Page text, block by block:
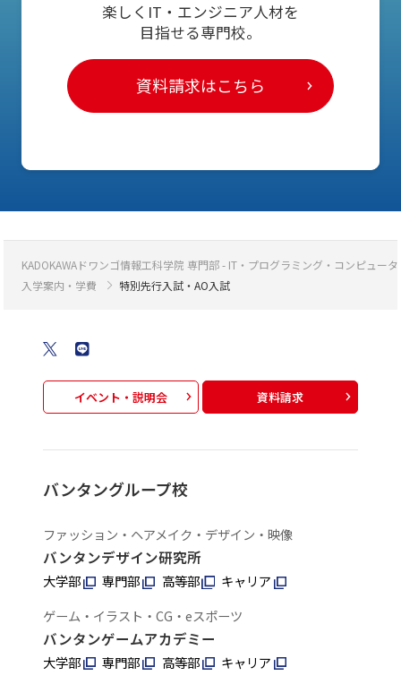
楽しくIT・エンジニア人材を
目指せる専門校。
資料請求はこちら
KADOKAWAドワンゴ情報工科学院 専門部 - IT・プログラミング・コンピュー
入学案内・学費
特別先行入試・AO入試
イベント・説明会 資料請求
バンタングループ校
ファッション・ヘアメイク・デザイン・映像
バンタンデザイン研究所
大学部 専門部 高等部
キャリア
ゲーム・イラスト・CG・eスポーツ
バンタンゲームアカデミー
大学部 専門部 高等部
キャリア